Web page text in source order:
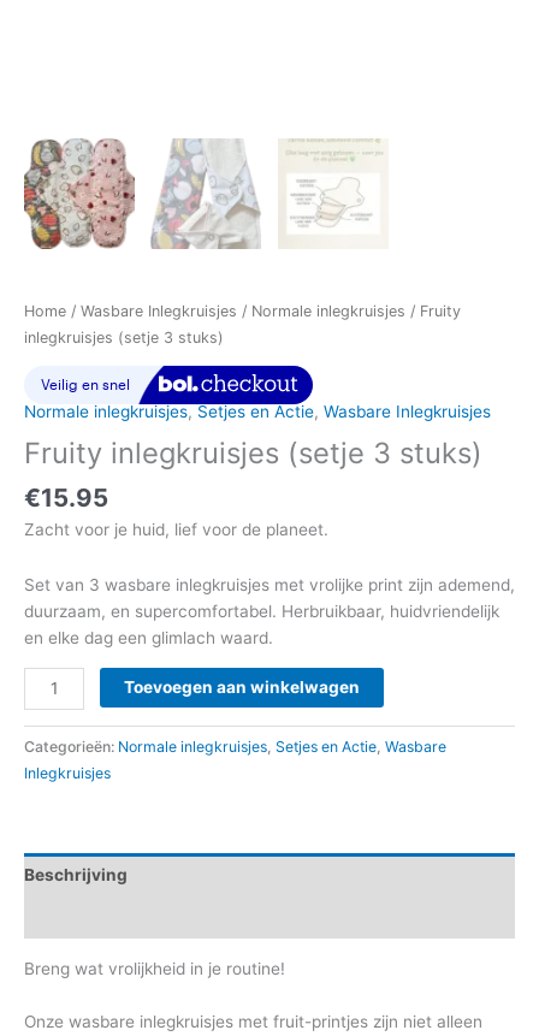
Home / Wasbare Inlegkruisjes / Normale inlegkruisjes / Fruity
inlegkruisjes (setje 3 stuks)
Normale inlegkruisjes, Setjes en Actie, Wasbare Inlegkruisjes
Fruity inlegkruisjes (setje 3 stuks)
€15.95
Zacht voor je huid, lief voor de planeet.
Set van 3 wasbare inlegkruisjes met vrolijke print zijn ademend,
duurzaam, en supercomfortabel. Herbruikbaar, huidvriendelijk
en elke dag een glimlach waard.
Toevoegen aan winkelwagen
Categorieën: Normale inlegkruisjes, Setjes en Actie, Wasbare
Inlegkruisjes
Beschrijving
Breng wat vrolijkheid in je routine!
Onze wasbare inlegkruisjes met fruit-printjes zijn niet alleen